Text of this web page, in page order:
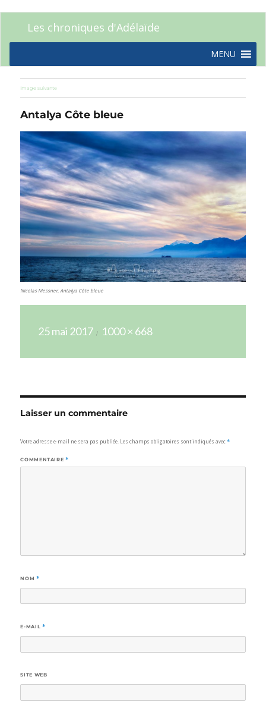
Les chroniques d'Adélaïde
MENU
Image suivante
Antalya Côte bleue
Nicolas Messner, Antalya Côte bleue
le
25 mai 2017
réelle
1000 × 668
Laisser un commentaire
Votre adresse e-mail ne sera pas publiée. Les champs obligatoires sont indiqués avec*
COMMENTAIRE *
NOM *
E-MAIL *
SITE WEB